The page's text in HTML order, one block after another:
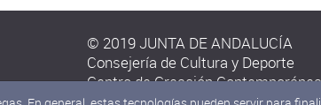
© 2019 JUNTA DE ANDALUCÍA
Consejería de Cultura y Deporte
Centro de Creación